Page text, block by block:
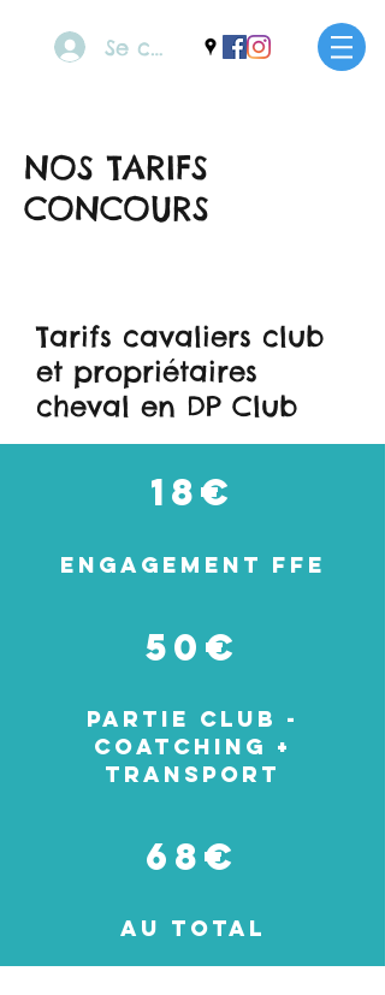
Se connecter
NOS TARIFS
CONCOURS
Tarifs cavaliers club
et propriétaires
cheval en DP Club
18€
Engagement FFE
50€
Partie club -
Coatching +
Transport
68€
Au total